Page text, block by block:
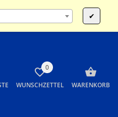
✔
bis 12:00 Uhr
0
WUNSCHZETTEL WARENKORB